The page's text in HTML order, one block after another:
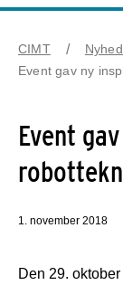
CIMT
Event gav ny
Event
1. november 2018
Den 29.